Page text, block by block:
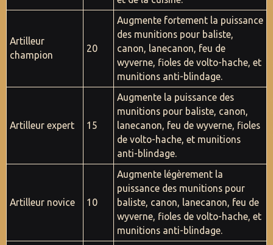
Artilleur
champion
20
Augmente fortement la puissance
des munitions pour baliste,
canon, lanecanon, feu de
wyverne, fioles de volto-hache, et
munitions anti-blindage.
Artilleur expert 15
Augmente la puissance des
munitions pour baliste, canon,
lanecanon, feu de wyverne, fioles
de volto-hache, et munitions
anti-blindage.
Artilleur novice 10
Augmente légèrement la
puissance des munitions pour
baliste, canon, lanecanon, feu de
wyverne, fioles de volto-hache, et
munitions anti-blindage.